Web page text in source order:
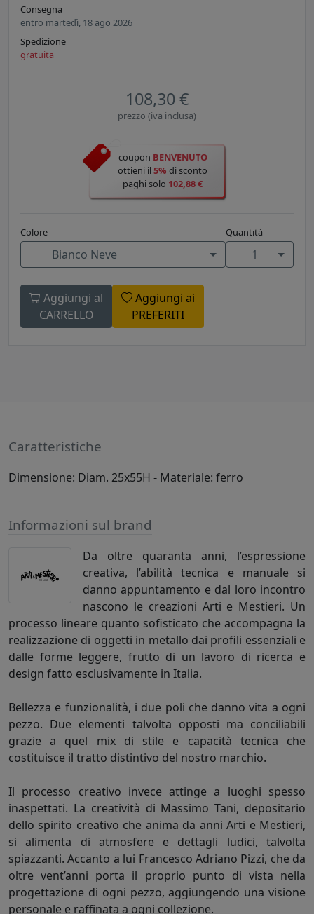
Consegna
entro martedì, 18 ago 2026
Spedizione
gratuita
108,30 €
prezzo (iva inclusa)
coupon BENVENUTO
ottieni il5% di sconto
paghi solo 102,88 €
Colore
Bianco Neve
Quantità
1
Aggiungi al
CARRELLO
Aggiungi ai
PREFERITI
Caratteristiche
Dimensione: Diam. 25x55H - Materiale: ferro
Informazioni sul brand
Da oltre quaranta anni, l’espressione
creativa, l’abilità tecnica e manuale si
danno appuntamento e dal loro incontro
nascono le creazioni Arti e Mestieri. Un
processo lineare quanto sofisticato che accompagna la
realizzazione di oggetti in metallo dai profili essenziali e
dalle forme leggere, frutto di un lavoro di ricerca e
design fatto esclusivamente in Italia.
Bellezza e funzionalità, i due poli che danno vita a ogni
pezzo. Due elementi talvolta opposti ma conciliabili
grazie a quel mix di stile e capacità tecnica che
costituisce il tratto distintivo del nostro marchio.
Il processo creativo invece attinge a luoghi spesso
inaspettati. La creatività di Massimo Tani, depositario
dello spirito creativo che anima da anni Arti e Mestieri,
si alimenta di atmosfere e dettagli ludici, talvolta
spiazzanti. Accanto a lui Francesco Adriano Pizzi, che da
oltre vent’anni porta il proprio punto di vista nella
progettazione di ogni pezzo, aggiungendo una visione
personale e raffinata a ogni collezione.